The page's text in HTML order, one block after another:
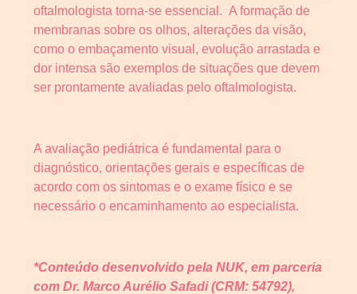
oftalmologista torna-se essencial. A formação de
membranas sobre os olhos, alterações da visão,
como o embaçamento visual, evolução arrastada e
dor intensa são exemplos de situações que devem
ser prontamente avaliadas pelo oftalmologista.
A avaliação pediátrica é fundamental para o
diagnóstico, orientações gerais e específicas de
acordo com os sintomas e o exame físico e se
necessário o encaminhamento ao especialista.
*Conteúdo desenvolvido pela NUK, em parceria
com Dr. Marco Aurélio Safadi (CRM: 54792),